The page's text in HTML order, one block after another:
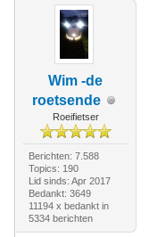
Wim -de
roetsende
Roeifietser
Berichten: 7.588
Topics: 190
Lid sinds: Apr 2017
Bedankt: 3649
11194 x bedankt in
5334 berichten